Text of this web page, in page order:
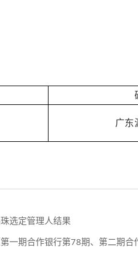
广东
选定管理人结果
作银行第78期、第二期合作银行第